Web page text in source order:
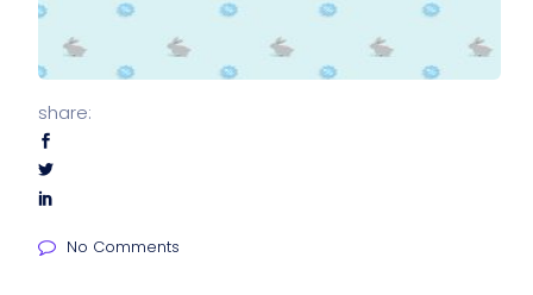
share:
No Comments